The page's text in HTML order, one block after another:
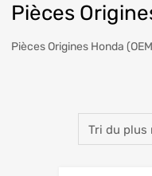
Pièces
Pièces Origines Honda